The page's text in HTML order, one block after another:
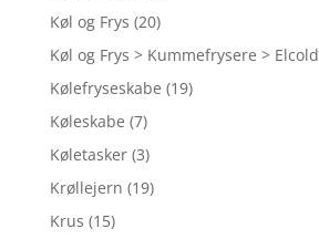
Køl og Frys (20)
Køl og Frys > Kummefrysere > Elcold
Kølefryseskabe (19)
Køleskabe (7)
Køletasker (3)
Krøllejern (19)
Krus (15)